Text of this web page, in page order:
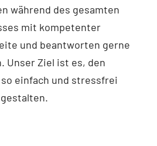
während des gesamten
mit kompetenter
und beantworten gerne
Unser Ziel ist es, den
einfach und stressfrei